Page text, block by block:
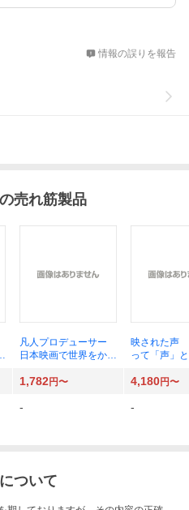
情報の誤りを報告
売れ筋製品
凡人プロデューサー
日本映画で世界をかえ
映された声
って「声」
著 川竹英
1,782円〜 4,180円〜
- -
ついて